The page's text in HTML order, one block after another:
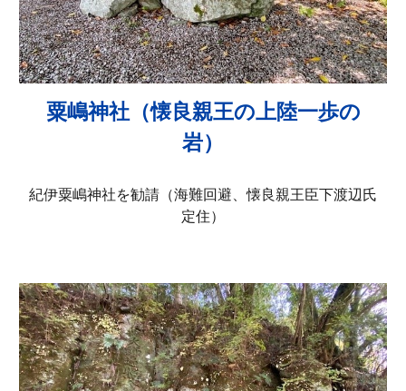
粟嶋神社（懐良親王の上陸一歩の
岩）
紀伊粟嶋神社を勧請（海難回避、懐良親王臣下渡辺氏
定住）